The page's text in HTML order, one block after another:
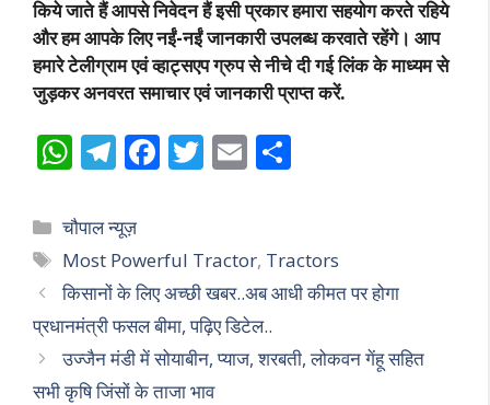
किये जाते हैं आपसे निवेदन हैं इसी प्रकार हमारा सहयोग करते रहिये
और हम आपके लिए नईं-नईं जानकारी उपलब्ध करवाते रहेंगे। आप
हमारे टेलीग्राम एवं व्हाट्सएप ग्रुप से नीचे दी गई लिंक के माध्यम से
जुड़कर अनवरत समाचार एवं जानकारी प्राप्त करें.
W
h
at
s
A
p
p
T
el
e
gr
a
m
F
ac
b
o
o
k
T
w
er
E
m
l e
Categories
चौपाल न्यूज़
Tags
Most Powerful Tractor, Tractors
किसानों के लिए अच्छी खबर..अब आधी कीमत पर होगा
प्रधानमंत्री फसल बीमा, पढ़िए डिटेल..
उज्जैन मंडी में सोयाबीन, प्याज, शरबती, लोकवन गेंहू सहित
सभी कृषि जिंसों के ताजा भाव